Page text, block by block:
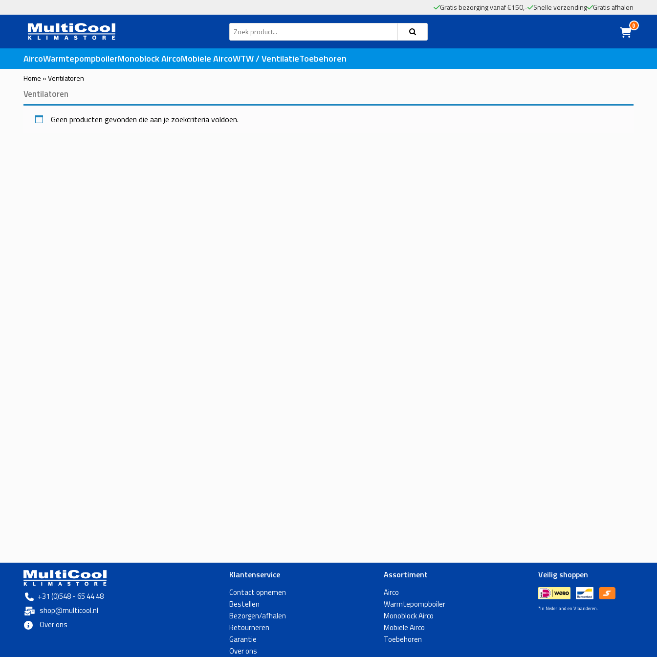
Gratis bezorging vanaf €150,- Snelle verzending Gratis afhalen
0
AircoWarmtepompboilerMonoblock AircoMobiele AircoWTW / VentilatieToebehoren
Home »Ventilatoren
Ventilatoren
Geen producten gevonden die aan je zoekcriteria voldoen.
+31 (0)548 - 65 44 48
shop@multicool.nl
Over ons
Klantenservice
Contact opnemen
Bestellen
Bezorgen/afhalen
Retourneren
Garantie
Over ons
Assortiment
Airco
Warmtepompboiler
Monoblock Airco
Mobiele Airco
Toebehoren
Veilig shoppen
*In Nederland en Vlaanderen.